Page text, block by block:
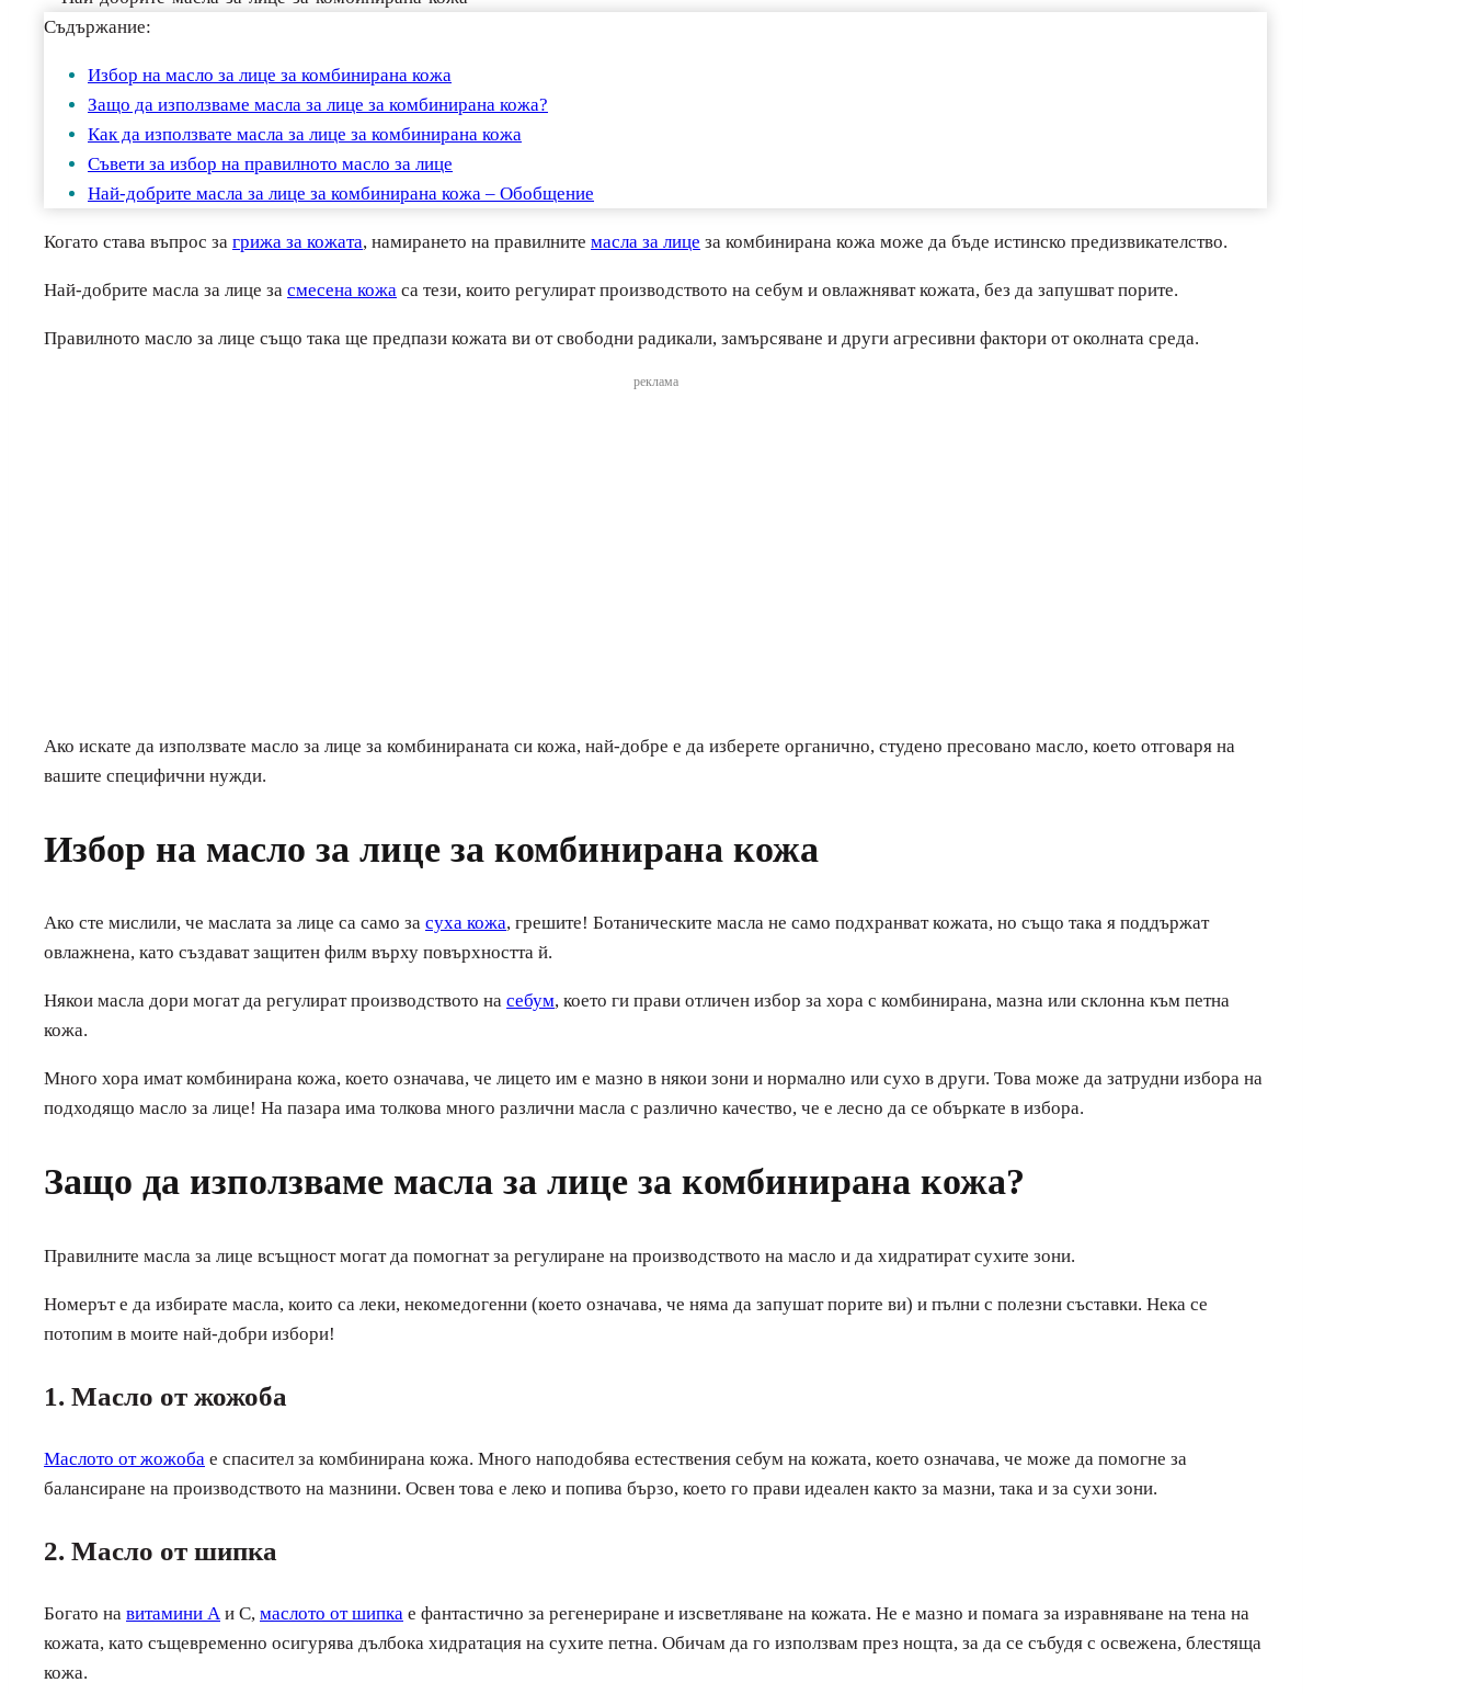
Съдържание:
Избор на масло за лице за комбинирана кожа
Защо да използваме масла за лице за комбинирана кожа?
Как да използвате масла за лице за комбинирана кожа
Съвети за избор на правилното масло за лице
Най-добрите масла за лице за комбинирана кожа – Обобщение
Когато става въпрос за грижа за кожата, намирането на правилните масла за лице за комбинирана кожа може да бъде истинско предизвикателство.
Най-добрите масла за лице за смесена кожа са тези, които регулират производството на себум и овлажняват кожата, без да запушват порите.
Правилното масло за лице също така ще предпази кожата ви от свободни радикали, замърсяване и други агресивни фактори от околната среда.
реклама
Ако искате да използвате масло за лице за комбинираната си кожа, най-добре е да изберете органично, студено пресовано масло, което отговаря на
вашите специфични нужди.
Избор на масло за лице за комбинирана кожа
Ако сте мислили, че маслата за лице са само за суха кожа, грешите! Ботаническите масла не само подхранват кожата, но също така я поддържат
овлажнена, като създават защитен филм върху повърхността й.
Някои масла дори могат да регулират производството на себум, което ги прави отличен избор за хора с комбинирана, мазна или склонна към петна
кожа.
Много хора имат комбинирана кожа, което означава, че лицето им е мазно в някои зони и нормално или сухо в други. Това може да затрудни избора на
подходящо масло за лице! На пазара има толкова много различни масла с различно качество, че е лесно да се объркате в избора.
Защо да използваме масла за лице за комбинирана кожа?
Правилните масла за лице всъщност могат да помогнат за регулиране на производството на масло и да хидратират сухите зони.
Номерът е да избирате масла, които са леки, некомедогенни (което означава, че няма да запушат порите ви) и пълни с полезни съставки. Нека се
потопим в моите най-добри избори!
1. Масло от жожоба
Маслото от жожоба е спасител за комбинирана кожа. Много наподобява естествения себум на кожата, което означава, че може да помогне за
балансиране на производството на мазнини. Освен това е леко и попива бързо, което го прави идеален както за мазни, така и за сухи зони.
2. Масло от шипка
Богато на витамини А и С, маслото от шипка е фантастично за регенериране и изсветляване на кожата. Не е мазно и помага за изравняване на тена на
кожата, като същевременно осигурява дълбока хидратация на сухите петна. Обичам да го използвам през нощта, за да се събудя с освежена, блестяща
кожа.